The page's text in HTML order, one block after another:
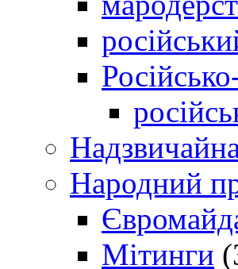
Народний
Мітинги